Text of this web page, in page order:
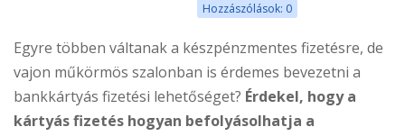
Hozzászólások: 0
Egyre többen váltanak a készpénzmentes fizetésre, de
vajon műkörmös szalonban is érdemes bevezetni a
bankkártyás fizetési lehetőséget? Érdekel, hogy a
kártyás fizetés hogyan befolyásolhatja a